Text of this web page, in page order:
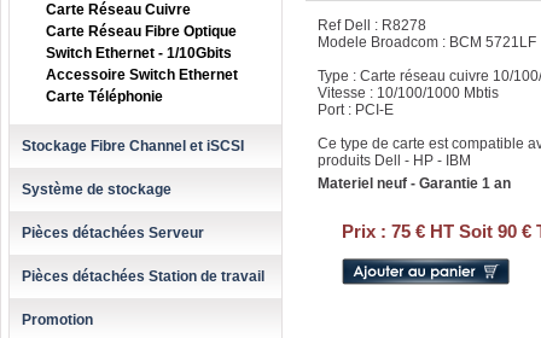
Carte Réseau Cuivre
Carte Réseau Fibre Optique
Switch Ethernet - 1/10Gbits
Accessoire Switch Ethernet
Carte Téléphonie
Stockage Fibre Channel et iSCSI
Système de stockage
Pièces détachées Serveur
Pièces détachées Station de travail
Promotion
Ref Dell : R8278
Modele Broadcom : BCM 5721LF
Type : Carte réseau cuivre 10/
Vitesse : 10/100/1000 Mbtis
Port : PCI-E
Ce type de carte est compatible
produits Dell - HP - IBM
Materiel neuf - Garantie 1 an
Prix : 75 € HT Soit 90 €